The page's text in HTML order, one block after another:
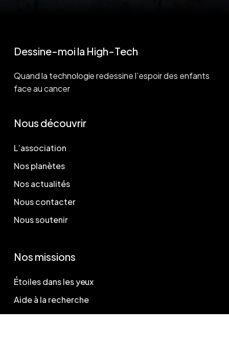
Dessine-moi la High-Tech
Quand la technologie redessine l’espoir des enfants
face au cancer
Nous découvrir
L’association
Nos planètes
Nos actualités
Nous contacter
Nous soutenir
Nos missions
Étoiles dans les yeux
Aide à la recherche